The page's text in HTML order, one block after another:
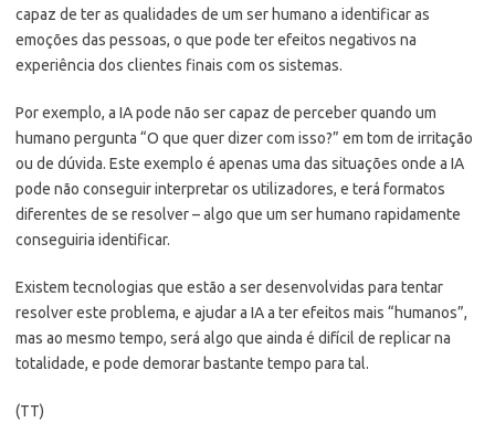
capaz de ter as qualidades de um ser humano a identificar as
emoções das pessoas, o que pode ter efeitos negativos na
experiência dos clientes finais com os sistemas.
Por exemplo, a IA pode não ser capaz de perceber quando um
humano pergunta “O que quer dizer com isso?” em tom de irritação
ou de dúvida. Este exemplo é apenas uma das situações onde a IA
pode não conseguir interpretar os utilizadores, e terá formatos
diferentes de se resolver – algo que um ser humano rapidamente
conseguiria identificar.
Existem tecnologias que estão a ser desenvolvidas para tentar
resolver este problema, e ajudar a IA a ter efeitos mais “humanos”,
mas ao mesmo tempo, será algo que ainda é difícil de replicar na
totalidade, e pode demorar bastante tempo para tal.
(TT)